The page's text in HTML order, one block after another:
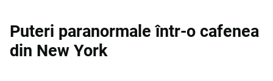
Puteri paranormale într-o cafenea
din New York